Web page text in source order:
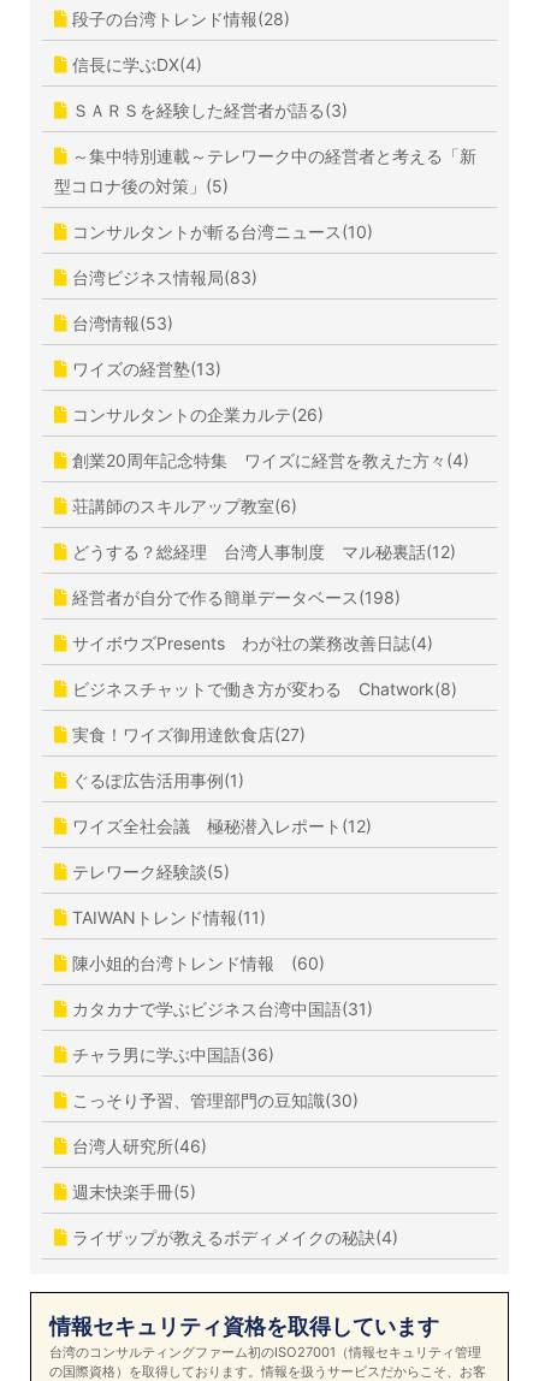
段子の台湾トレンド情報(28)
信長に学ぶDX(4)
ＳＡＲＳを経験した経営者が語る(3)
～集中特別連載～テレワーク中の経営者と考える「新
型コロナ後の対策」(5)
コンサルタントが斬る台湾ニュース(10)
台湾ビジネス情報局(83)
台湾情報(53)
ワイズの経営塾(13)
コンサルタントの企業カルテ(26)
創業20周年記念特集 ワイズに経営を教えた方々(4)
荘講師のスキルアップ教室(6)
どうする？総経理 台湾人事制度 マル秘裏話(12)
経営者が自分で作る簡単データベース(198)
サイボウズPresents わが社の業務改善日誌(4)
ビジネスチャットで働き方が変わる Chatwork(8)
実食！ワイズ御用達飲食店(27)
ぐるぽ広告活用事例(1)
ワイズ全社会議 極秘潜入レポート(12)
テレワーク経験談(5)
TAIWANトレンド情報(11)
陳小姐的台湾トレンド情報 (60)
カタカナで学ぶビジネス台湾中国語(31)
チャラ男に学ぶ中国語(36)
こっそり予習、管理部門の豆知識(30)
台湾人研究所(46)
週末快楽手冊(5)
ライザップが教えるボディメイクの秘訣(4)
情報セキュリティ資格を取得しています
台湾のコンサルティングファーム初のISO27001（情報セキュリティ管理
の国際資格）を取得しております。情報を扱うサービスだからこそ、お客